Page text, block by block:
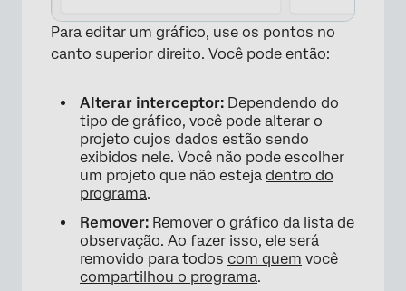
Para editar um gráfico, use os pontos no
canto superior direito. Você pode então:
Alterar interceptor: Dependendo do
tipo de gráfico, você pode alterar o
projeto cujos dados estão sendo
exibidos nele. Você não pode escolher
um projeto que não esteja dentro do
programa.
Remover: Remover o gráfico da lista de
observação. Ao fazer isso, ele será
removido para todos com quem você
compartilhou o programa.